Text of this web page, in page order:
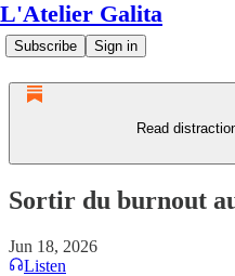
L'Atelier Galita
Subscribe Sign in
Read
Sortir du burnout
Jun 18, 2026
Listen